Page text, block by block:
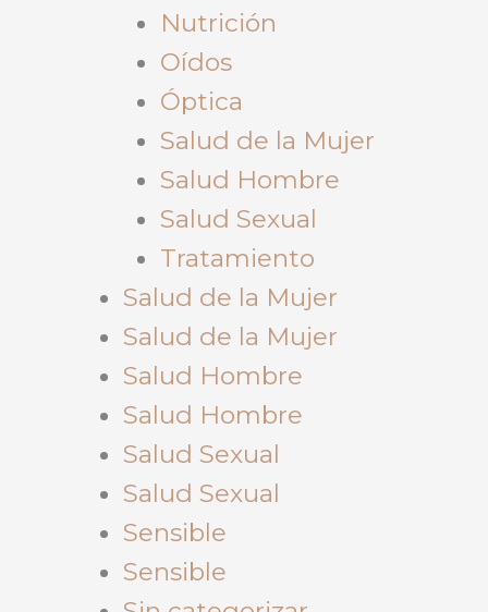
Nutrición
Oídos
Óptica
Salud de la Mujer
Salud Hombre
Salud Sexual
Tratamiento
Salud de la Mujer
Salud de la Mujer
Salud Hombre
Salud Hombre
Salud Sexual
Salud Sexual
Sensible
Sensible